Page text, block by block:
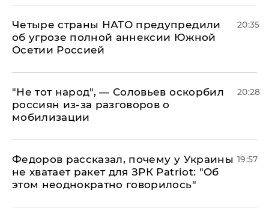
Четыре страны НАТО предупредили
об угрозе полной аннексии Южной
Осетии Россией
20:35
​"Не тот народ", — Соловьев оскорбил
россиян из-за разговоров о
мобилизации
20:28
Федоров рассказал, почему у Украины
не хватает ракет для ЗРК Patriot: "Об
этом неоднократно говорилось"
19:57